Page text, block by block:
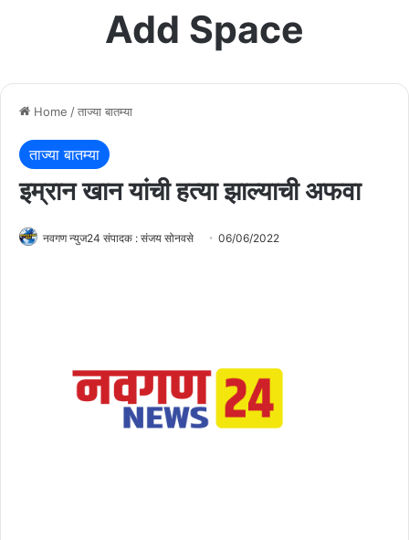
Add Space
Home /ताज्या बातम्या
ताज्या बातम्या
इम्रान खान यांची हत्या झाल्याची अफवा
नवगण न्युज24 संपादक : संजय सोनवसे 06/06/2022